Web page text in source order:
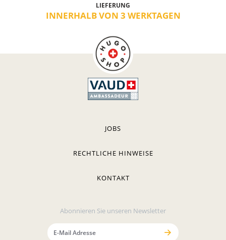
LIEFERUNG
INNERHALB VON 3 WERKTAGEN
JOBS
RECHTLICHE HINWEISE
KONTAKT
Abonnieren Sie unseren Newsletter